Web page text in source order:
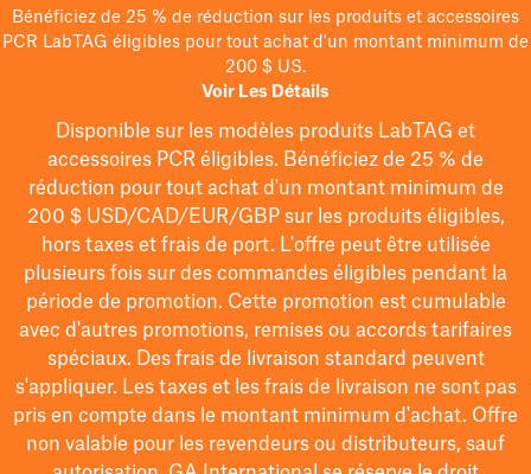
Bénéficiez de 25 % de réduction sur les produits et accessoires
PCR LabTAG éligibles pour tout achat d'un montant minimum de
200 $ US.
Voir Les Détails
Disponible sur les modèles produits LabTAG et
accessoires PCR éligibles. Bénéficiez de 25 % de
réduction pour tout achat d'un montant minimum de
200 $USD/CAD/EUR/GBPsur les produits éligibles,
hors taxes et frais de port. L'offre peut être utilisée
plusieurs fois sur des commandes éligibles pendant la
période de promotion. Cette promotion est cumulable
avec d'autres promotions, remises ou accords tarifaires
spéciaux. Des frais de livraison standard peuvent
s'appliquer. Les taxes et les frais de livraison ne sont pas
pris en compte dans le montant minimum d'achat. Offre
non valable pour les revendeurs ou distributeurs, sauf